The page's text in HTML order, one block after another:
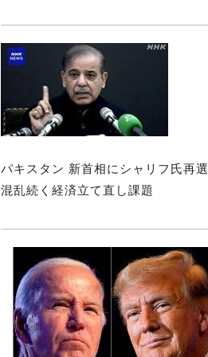
パキスタン 新首相にシャリフ氏再選
混乱続く経済立て直し課題